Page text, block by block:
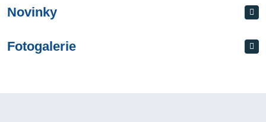
Novinky
Fotogalerie